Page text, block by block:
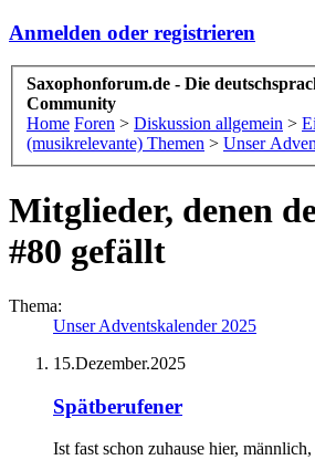
Anmelden oder registrieren
Saxophonforum.de - Die
Community
Home Foren > Diskussion allgemein >
(musikrelevante) Themen > Unser
Mitglieder, denen
#80 gefällt
Thema:
Unser Adventskalender 2025
15.Dezember.2025
Spätberufener
Ist fast schon zuhause hier, männlich,